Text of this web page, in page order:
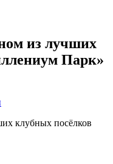
из лучших
Парк»
клубных посёлков